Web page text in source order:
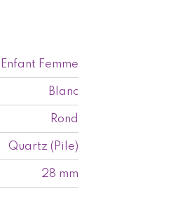
Enfant Femme
Blanc
Rond
Quartz (Pile)
28 mm